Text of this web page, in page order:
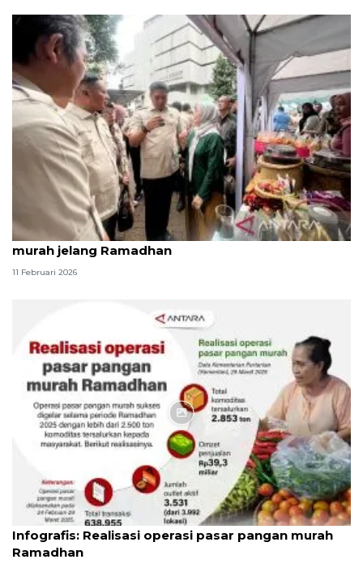
HKTI perkuat keterjangkauan pangan lewat pasar
murah jelang Ramadhan
11 Februari 2026
Infografik
Infografis: Realisasi operasi pasar pangan murah
Ramadhan